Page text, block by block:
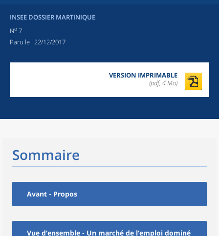
INSEE DOSSIER MARTINIQUE
No 7
Paru le : 22/12/2017
VERSION IMPRIMABLE
(pdf, 4 Mo)
Sommaire
Avant - Propos
Vue d’ensemble - Un marché de l’emploi dominé